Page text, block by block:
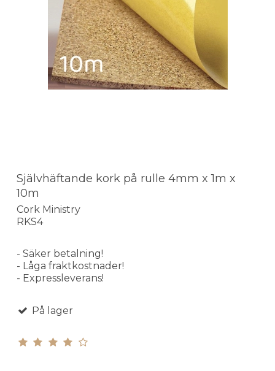
Självhäftande kork på rulle 4mm x 1m x
10m
Cork Ministry
RKS4
- Säker betalning!
- Låga fraktkostnader!
- Expressleverans!
På lager